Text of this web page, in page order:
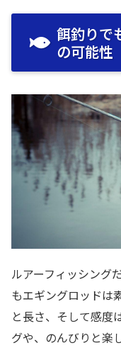
餌釣りで
の可能性
ルアーフィッシング
もエギングロッドは
と長さ、そして感度
グや、のんびりと楽